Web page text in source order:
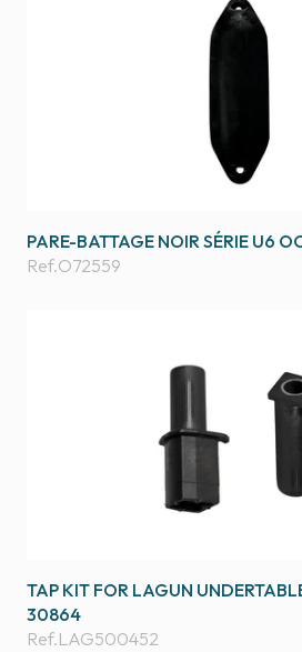
PARE-BATTAGE NOIR SÉRIE U6
Ref.O72559
TAP KIT FOR LAGUN
30864
Ref.LAG500452